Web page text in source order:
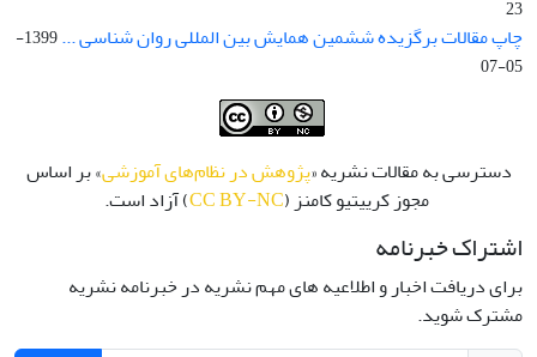
23
چاپ مقالات برگزیده ششمین همایش بین المللی روان شناسی ...
1399-
05-07
دسترسی به مقالات نشریه «پژوهش در نظام‌های آموزشی» بر اساس
مجوز کرییتیو کامنز (CC BY-NC) آزاد است.
اشتراک خبرنامه
برای دریافت اخبار و اطلاعیه های مهم نشریه در خبرنامه نشریه
مشترک شوید.